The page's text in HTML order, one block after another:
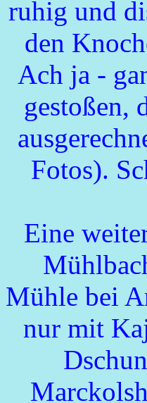
ruhig und
den
Ach ja -
gestoßen,
Fotos).
Eine
Mühle bei
nur mit